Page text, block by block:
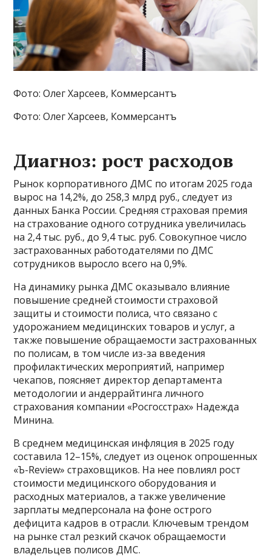
Фото: Олег Харсеев, Коммерсантъ
Фото: Олег Харсеев, Коммерсантъ
Диагноз: рост расходов
Рынок корпоративного ДМС по итогам 2025 года
вырос на 14,2%, до 258,3 млрд руб., следует из
данных Банка России. Средняя страховая премия
на страхование одного сотрудника увеличилась
на 2,4 тыс. руб., до 9,4 тыс. руб. Совокупное число
застрахованных работодателями по ДМС
сотрудников выросло всего на 0,9%.
На динамику рынка ДМС оказывало влияние
повышение средней стоимости страховой
защиты и стоимости полиса, что связано с
удорожанием медицинских товаров и услуг, а
также повышение обращаемости застрахованных
по полисам, в том числе из-за введения
профилактических мероприятий, например
чекапов, поясняет директор департамента
методологии и андеррайтинга личного
страхования компании «Росгосстрах» Надежда
Минина.
В среднем медицинская инфляция в 2025 году
составила 12–15%, следует из оценок опрошенных
«Ъ-Review» страховщиков. На нее повлиял рост
стоимости медицинского оборудования и
расходных материалов, а также увеличение
зарплаты медперсонала на фоне острого
дефицита кадров в отрасли. Ключевым трендом
на рынке стал резкий скачок обращаемости
владельцев полисов ДМС.